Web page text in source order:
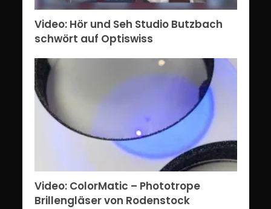
Video: Hör und Seh Studio Butzbach
schwört auf Optiswiss
Video: ColorMatic – Phototrope
Brillengläser von Rodenstock